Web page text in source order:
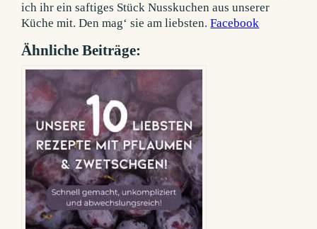
ich ihr ein saftiges Stück Nusskuchen aus unserer
Küche mit. Den mag‘ sie am liebsten.Facebook
Ähnliche Beiträge: